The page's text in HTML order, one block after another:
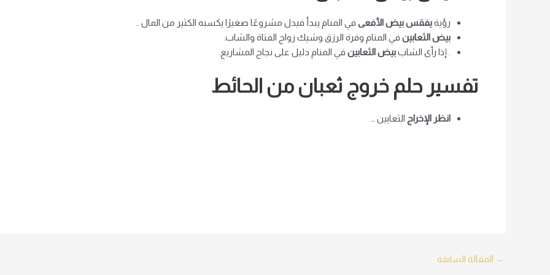
رؤيةيفقس بيض الأفعى في المنام يبدأ فيدل مشروعًا صغيرًا يكسبه الكثير من المال ..
بيض الثعابين في المنام وفرة الرزق وشيك زواج الفتاة والشاب.
. إذا رأى الشاببيض الثعابين في المنام دليل على نجاح المشاريع.
تفسير حلم خروج ثعبان من الحائط
انظر الإخراج الثعابين …
Post
→ المقالة السابقة